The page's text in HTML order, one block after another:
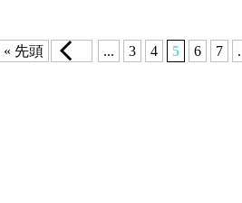
« 先頭 ... 3 4 5 6 7